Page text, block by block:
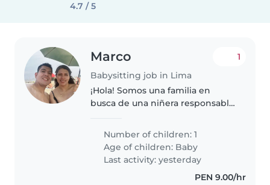
4.7 / 5
Marco
Babysitting job in Lima
1
¡Hola! Somos una familia en
busca de una niñera responsable
curioso y juguetón. Necesitamos
alguien que se sienta cómoda
cocinando y ayudando con
tareas..
Number of children: 1
Age of children: Baby
Last activity: yesterday
PEN 9.00/hr